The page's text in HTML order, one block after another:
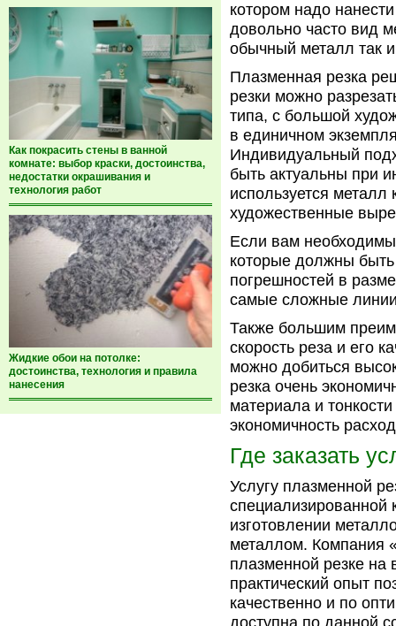
Как покрасить стены в ванной
комнате: выбор краски, достоинства,
недостатки окрашивания и
технология работ
Жидкие обои на потолке:
достоинства, технология и правила
нанесения
котором надо
довольно часто вид
обычный металл так
Плазменная резка
резки можно
типа, с большой
в единичном
Индивидуальный
быть актуальны при
используется
художественные
Если вам
которые должны
погрешностей в
самые сложные
Также большим
скорость реза и его
можно добиться
резка очень
материала и
экономичность
Где заказать
Услугу плазменной
изготовлении
металлом. Компания
плазменной резке на
практический опыт
качественно и по
доступна по данной